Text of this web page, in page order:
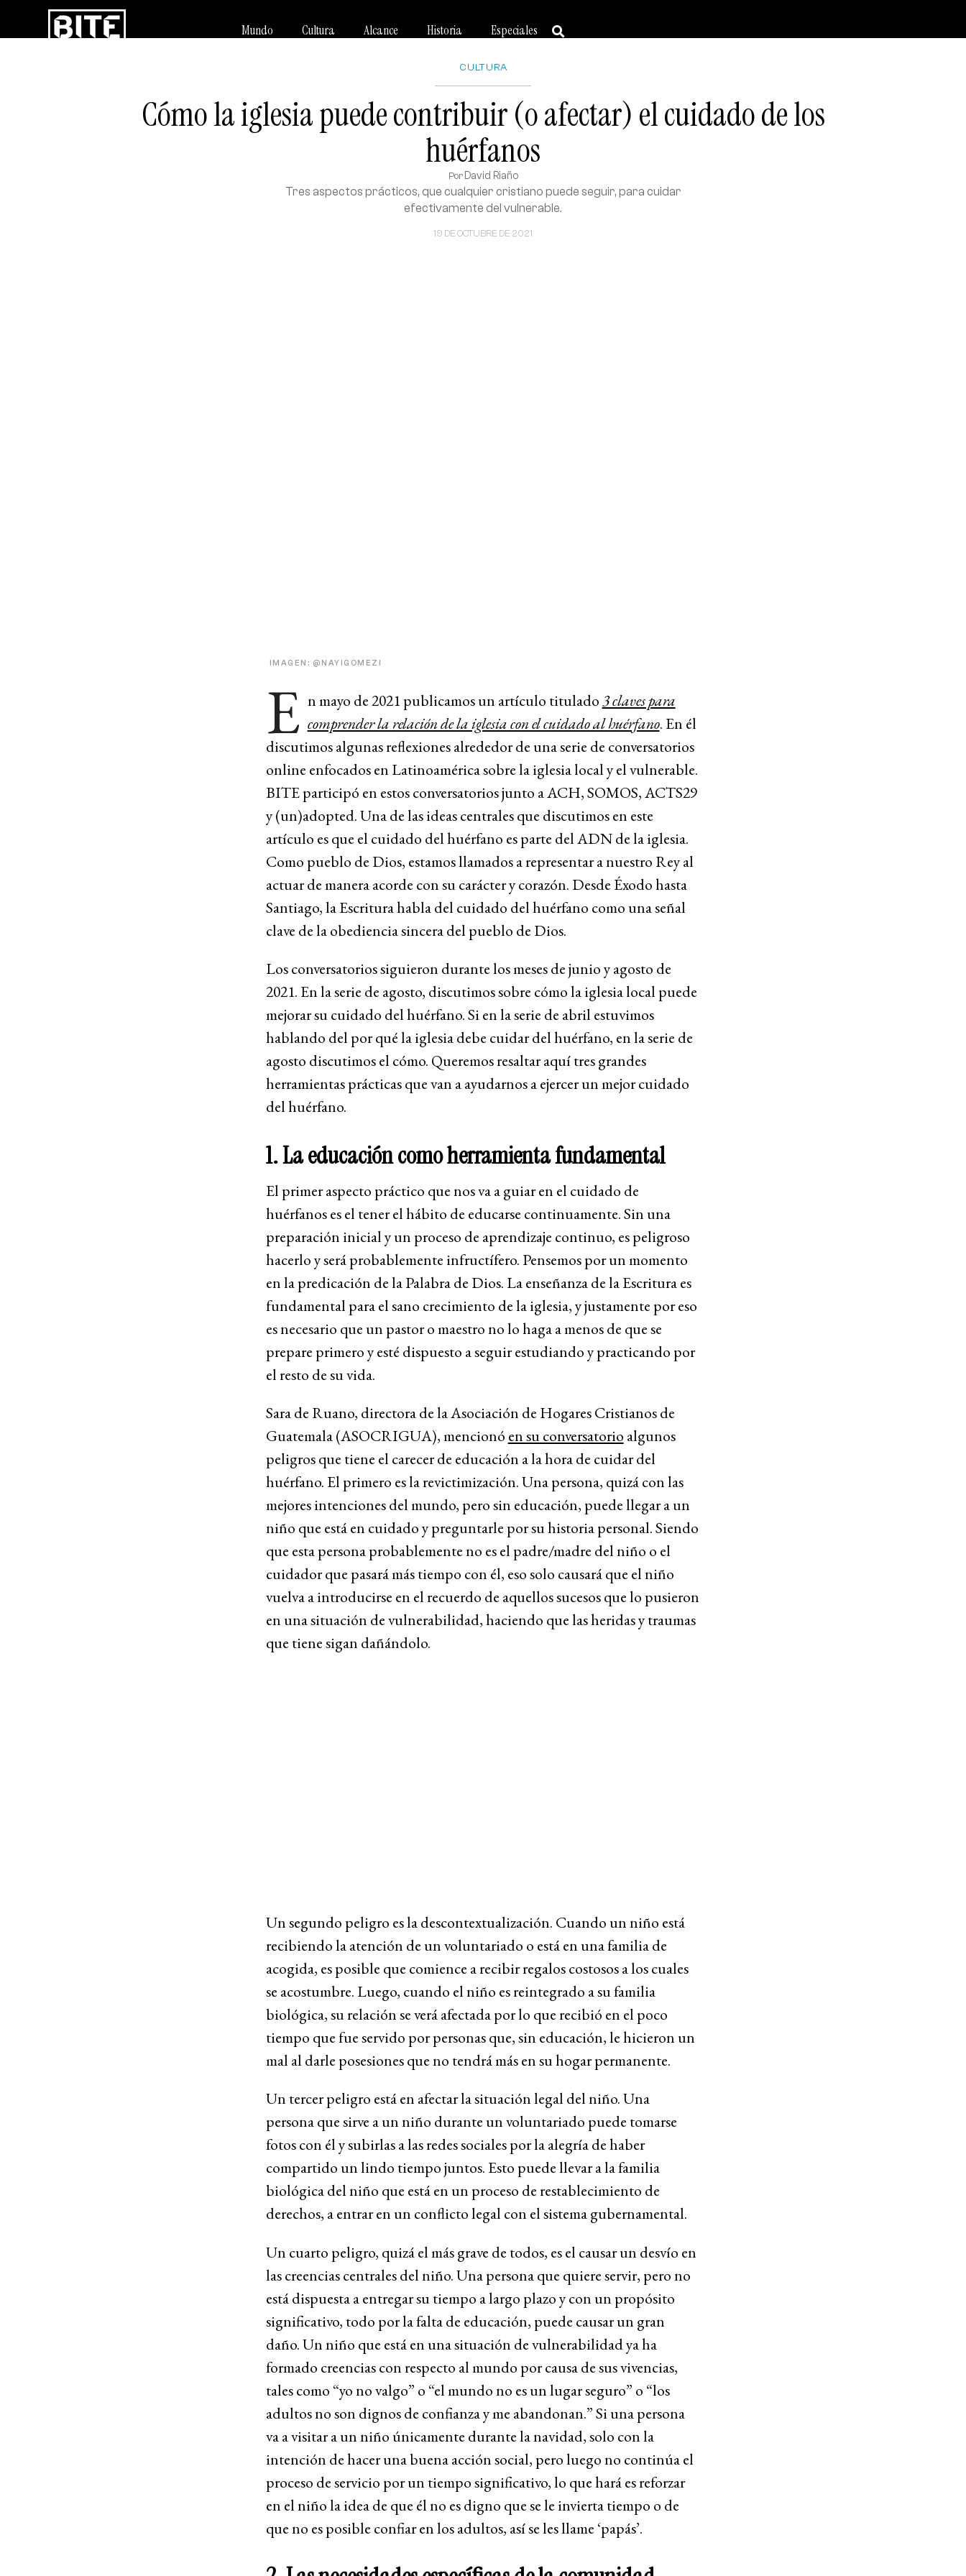
Mundo Cultura Alcance Historia Especiales
CULTURA
Cómo la iglesia puede contribuir (o afectar) el cuidado de los
huérfanos
Por David Riaño
19 DE OCTUBRE DE 2021
Tres aspectos prácticos, que cualquier cristiano puede seguir, para cuidar
efectivamente del vulnerable.
IMAGEN: @NAYIGOMEZI
E n mayo de 2021 publicamos un artículo titulado3 claves para
comprender la relación de la iglesia con el cuidado al huérfano. En él
discutimos algunas reflexiones alrededor de una serie de conversatorios
online enfocados en Latinoamérica sobre la iglesia local y el vulnerable.
BITE participó en estos conversatorios junto a ACH, SOMOS, ACTS29
y (un)adopted. Una de las ideas centrales que discutimos en este
artículo es que el cuidado del huérfano es parte del ADN de la iglesia.
Como pueblo de Dios, estamos llamados a representar a nuestro Rey al
actuar de manera acorde con su carácter y corazón. Desde Éxodo hasta
Santiago, la Escritura habla del cuidado del huérfano como una señal
clave de la obediencia sincera del pueblo de Dios.
Los conversatorios siguieron durante los meses de junio y agosto de
2021. En la serie de agosto, discutimos sobre cómo la iglesia local puede
mejorar su cuidado del huérfano. Si en la serie de abril estuvimos
hablando del por qué la iglesia debe cuidar del huérfano, en la serie de
agosto discutimos el cómo. Queremos resaltar aquí tres grandes
herramientas prácticas que van a ayudarnos a ejercer un mejor cuidado
del huérfano.
1. La educación como herramienta fundamental
El primer aspecto práctico que nos va a guiar en el cuidado de
huérfanos es el tener el hábito de educarse continuamente. Sin una
preparación inicial y un proceso de aprendizaje continuo, es peligroso
hacerlo y será probablemente infructífero. Pensemos por un momento
en la predicación de la Palabra de Dios. La enseñanza de la Escritura es
fundamental para el sano crecimiento de la iglesia, y justamente por eso
es necesario que un pastor o maestro no lo haga a menos de que se
prepare primero y esté dispuesto a seguir estudiando y practicando por
el resto de su vida.
Sara de Ruano, directora de la Asociación de Hogares Cristianos de
Guatemala (ASOCRIGUA), mencionó en su conversatorio algunos
peligros que tiene el carecer de educación a la hora de cuidar del
huérfano. El primero es la revictimización. Una persona, quizá con las
mejores intenciones del mundo, pero sin educación, puede llegar a un
niño que está en cuidado y preguntarle por su historia personal. Siendo
que esta persona probablemente no es el padre/madre del niño o el
cuidador que pasará más tiempo con él, eso solo causará que el niño
vuelva a introducirse en el recuerdo de aquellos sucesos que lo pusieron
en una situación de vulnerabilidad, haciendo que las heridas y traumas
que tiene sigan dañándolo.
Un segundo peligro es la descontextualización. Cuando un niño está
recibiendo la atención de un voluntariado o está en una familia de
acogida, es posible que comience a recibir regalos costosos a los cuales
se acostumbre. Luego, cuando el niño es reintegrado a su familia
biológica, su relación se verá afectada por lo que recibió en el poco
tiempo que fue servido por personas que, sin educación, le hicieron un
mal al darle posesiones que no tendrá más en su hogar permanente.
Un tercer peligro está en afectar la situación legal del niño. Una
persona que sirve a un niño durante un voluntariado puede tomarse
fotos con él y subirlas a las redes sociales por la alegría de haber
compartido un lindo tiempo juntos. Esto puede llevar a la familia
biológica del niño que está en un proceso de restablecimiento de
derechos, a entrar en un conflicto legal con el sistema gubernamental.
Un cuarto peligro, quizá el más grave de todos, es el causar un desvío en
las creencias centrales del niño. Una persona que quiere servir, pero no
está dispuesta a entregar su tiempo a largo plazo y con un propósito
significativo, todo por la falta de educación, puede causar un gran
daño. Un niño que está en una situación de vulnerabilidad ya ha
formado creencias con respecto al mundo por causa de sus vivencias,
tales como “yo no valgo” o “el mundo no es un lugar seguro” o “los
adultos no son dignos de confianza y me abandonan.” Si una persona
va a visitar a un niño únicamente durante la navidad, solo con la
intención de hacer una buena acción social, pero luego no continúa el
proceso de servicio por un tiempo significativo, lo que hará es reforzar
en el niño la idea de que él no es digno que se le invierta tiempo o de
que no es posible confiar en los adultos, así se les llame ‘papás’.